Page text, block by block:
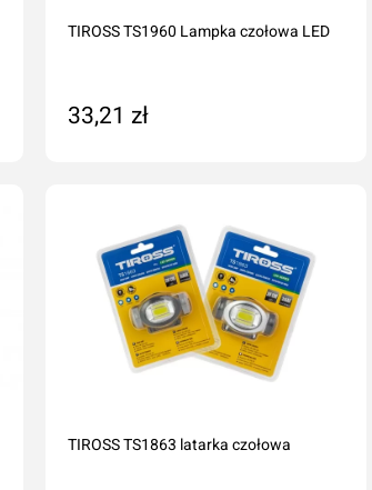
TIROSS TS1960 Lampka czołowa LED
33,21 zł
TIROSS TS1863 latarka czołowa